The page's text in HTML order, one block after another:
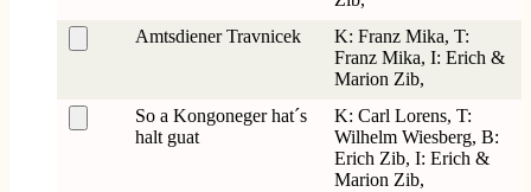
Amtsdiener Travnicek
K: Franz Mika, T:
Franz Mika, I: Erich &
Marion Zib,
So a Kongoneger hat´s
halt guat
K: Carl Lorens, T:
Wilhelm Wiesberg, B:
Erich Zib, I: Erich &
Marion Zib,